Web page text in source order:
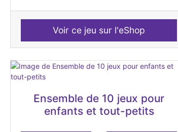
Voir ce jeu sur l'eShop
Ensemble de 10 jeux pour
enfants et tout-petits